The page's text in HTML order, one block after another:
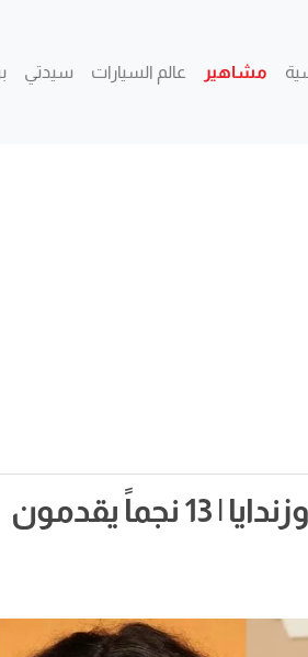
مشاهير عالم السيارات سيدتي
بينهم نيكولاس كيدج وميشيل يوه وزندايا | 13 نجماً يقدمون